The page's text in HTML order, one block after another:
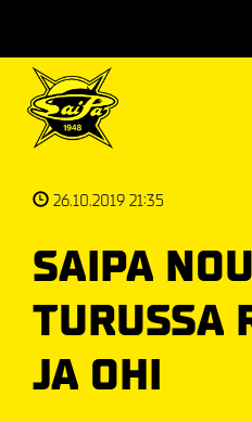
26.10.2019 21:35
SAIPA
TURUSSA
JA OHI